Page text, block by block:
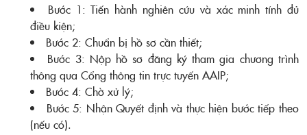
Bước 1: Tiến hành nghiên cứu và xác minh tính đủ
điều kiện;
Bước 2: Chuẩn bị hồ sơ cần thiết;
Bước 3: Nộp hồ sơ đăng ký tham gia chương trình
thông qua Cổng thông tin trực tuyến AAIP;
Bước 4: Chờ xử lý;
Bước 5: Nhận Quyết định và thực hiện bước tiếp theo
(nếu có).